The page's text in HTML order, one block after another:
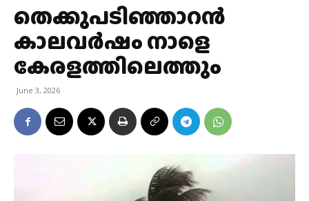
തെക്കുപടിഞ്ഞാറന്‍
കാലവര്‍ഷം നാളെ
കേരളത്തിലെത്തും
June 3, 2026